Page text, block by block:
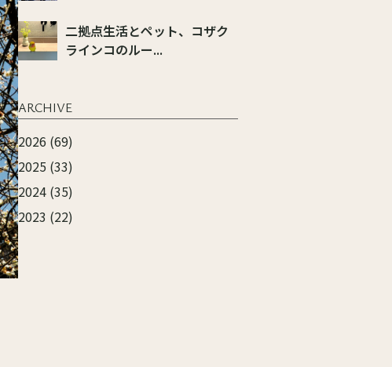
二拠点生活とペット、コザク
ラインコのルー...
ARCHIVE
2026 (69)
2025 (33)
2024 (35)
2023 (22)